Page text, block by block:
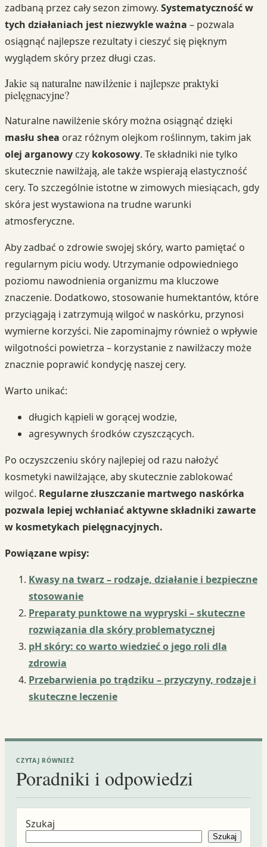
zadbaną przez cały sezon zimowy. Systematyczność w
tych działaniach jest niezwykle ważna – pozwala
osiągnąć najlepsze rezultaty i cieszyć się pięknym
wyglądem skóry przez długi czas.
Jakie są naturalne nawilżenie i najlepsze praktyki
pielęgnacyjne?
Naturalne nawilżenie skóry można osiągnąć dzięki
masłu shea oraz różnym olejkom roślinnym, takim jak
olej arganowy czy kokosowy. Te składniki nie tylko
skutecznie nawilżają, ale także wspierają elastyczność
cery. To szczególnie istotne w zimowych miesiącach, gdy
skóra jest wystawiona na trudne warunki
atmosferyczne.
Aby zadbać o zdrowie swojej skóry, warto pamiętać o
regularnym piciu wody. Utrzymanie odpowiedniego
poziomu nawodnienia organizmu ma kluczowe
znaczenie. Dodatkowo, stosowanie humektantów, które
przyciągają i zatrzymują wilgoć w naskórku, przynosi
wymierne korzyści. Nie zapominajmy również o wpływie
wilgotności powietrza – korzystanie z nawilżaczy może
znacznie poprawić kondycję naszej cery.
Warto unikać:
długich kąpieli w gorącej wodzie,
agresywnych środków czyszczących.
Po oczyszczeniu skóry najlepiej od razu nałożyć
kosmetyki nawilżające, aby skutecznie zablokować
wilgoć. Regularne złuszczanie martwego naskórka
pozwala lepiej wchłaniać aktywne składniki zawarte
w kosmetykach pielęgnacyjnych.
Powiązane wpisy:
Kwasy na twarz – rodzaje, działanie i bezpieczne
stosowanie
Preparaty punktowe na wypryski – skuteczne
rozwiązania dla skóry problematycznej
pH skóry: co warto wiedzieć o jego roli dla
zdrowia
Przebarwienia po trądziku – przyczyny, rodzaje i
skuteczne leczenie
CZYTAJ RÓWNIEŻ
Poradniki i odpowiedzi
Szukaj
Szukaj